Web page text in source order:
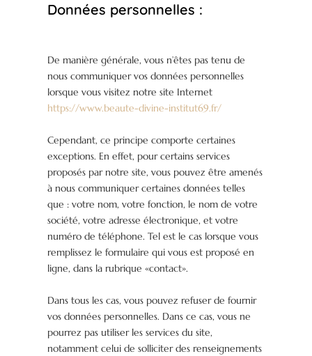
Données personnelles :
De manière générale, vous n’êtes pas tenu de
nous communiquer vos données personnelles
lorsque vous visitez notre site Internet
https://www.beaute-divine-institut69.fr/
Cependant, ce principe comporte certaines
exceptions. En effet, pour certains services
proposés par notre site, vous pouvez être amenés
à nous communiquer certaines données telles
que : votre nom, votre fonction, le nom de votre
société, votre adresse électronique, et votre
numéro de téléphone. Tel est le cas lorsque vous
remplissez le formulaire qui vous est proposé en
ligne, dans la rubrique «contact».
Dans tous les cas, vous pouvez refuser de fournir
vos données personnelles. Dans ce cas, vous ne
pourrez pas utiliser les services du site,
notamment celui de solliciter des renseignements